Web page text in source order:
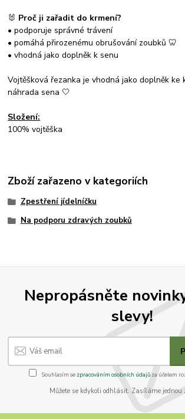
🐰 Proč ji zařadit do krmení?
• podporuje správné trávení
• pomáhá přirozenému obrušování zoubků 🦷
• vhodná jako doplněk k senu
Vojtěšková řezanka je vhodná jako doplněk ke
náhrada sena 🤍
Složení:
100% vojtěška
Zboží zařazeno v kategoriích
Zpestření jídelníčku
Na podporu zdravých zoubků
Nepropásněte
slevy!
Souhlasím se zpracováním osobních údajůza účelem
Můžete se kdykoli odhlásit. Zasíláme jednou